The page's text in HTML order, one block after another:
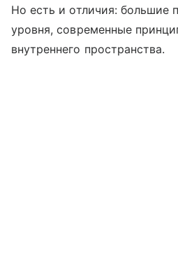
Но есть и отличия: большие
уровня, современные
внутреннего пространства.